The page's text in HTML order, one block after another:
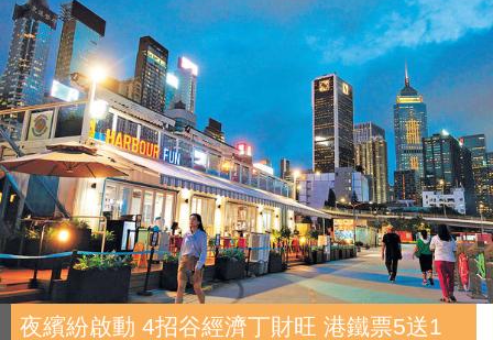
夜繽紛啟動 4招谷經濟丁財旺 港鐵票5送1